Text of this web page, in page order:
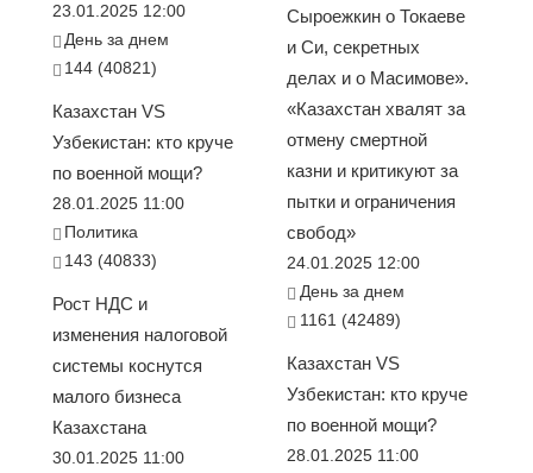
23.01.2025 12:00
День за днем
144 (40821)
Казахстан VS
Узбекистан: кто круче
по военной мощи?
28.01.2025 11:00
Политика
143 (40833)
Рост НДС и
изменения налоговой
системы коснутся
малого бизнеса
Казахстана
30.01.2025 11:00
Сыроежкин о Токаеве
и Си, секретных
делах и о Масимове».
«Казахстан хвалят за
отмену смертной
казни и критикуют за
пытки и ограничения
свобод»
24.01.2025 12:00
День за днем
1161 (42489)
Казахстан VS
Узбекистан: кто круче
по военной мощи?
28.01.2025 11:00